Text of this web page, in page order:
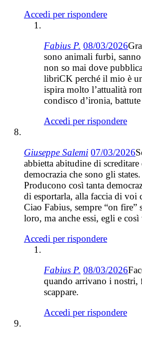
Accedi per rispondere
Fabius P. 08/03/2026
sono animali furbi,
non so mai dove
libriCK perché il mio è
ispira molto l’attualità
condisco d’ironia,
Accedi per rispondere
Giuseppe Salemi 07/03/2026
abbietta abitudine di
democrazia che sono gli
Producono così tanta
di esportarla, alla faccia di
Ciao Fabius, sempre “on
loro, ma anche essi, egli e così
Accedi per rispondere
Fabius P. 08/03/2026
quando arrivano i nostri,
scappare.
Accedi per rispondere